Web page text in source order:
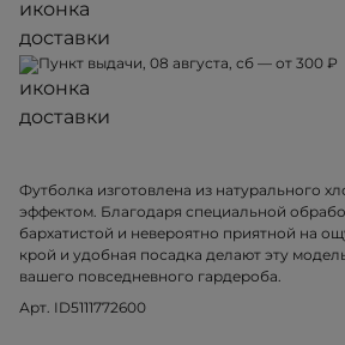
Пункт выдачи, 08 августа, сб — от 300 ₽
Футболка изготовлена из натурального
эффектом. Благодаря специальной
бархатистой и невероятно приятной на
крой и удобная посадка делают эту
вашего повседневного гардероба.
Арт. ID5111772600